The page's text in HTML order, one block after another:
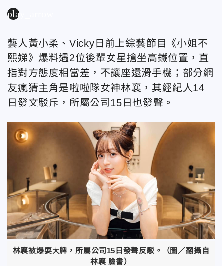
play_arrow
藝人黃小柔、Vicky日前上綜藝節目《小姐不
熙娣》爆料遇2位後輩女星搶坐高鐵位置，直
指對方態度相當差，不讓座還滑手機；部分網
友瘋猜主角是啦啦隊女神林襄，其經紀人14
日發文駁斥，所屬公司15日也發聲。
林襄被爆耍大牌，所屬公司15日發聲反駁。（圖／翻攝自
林襄 臉書）